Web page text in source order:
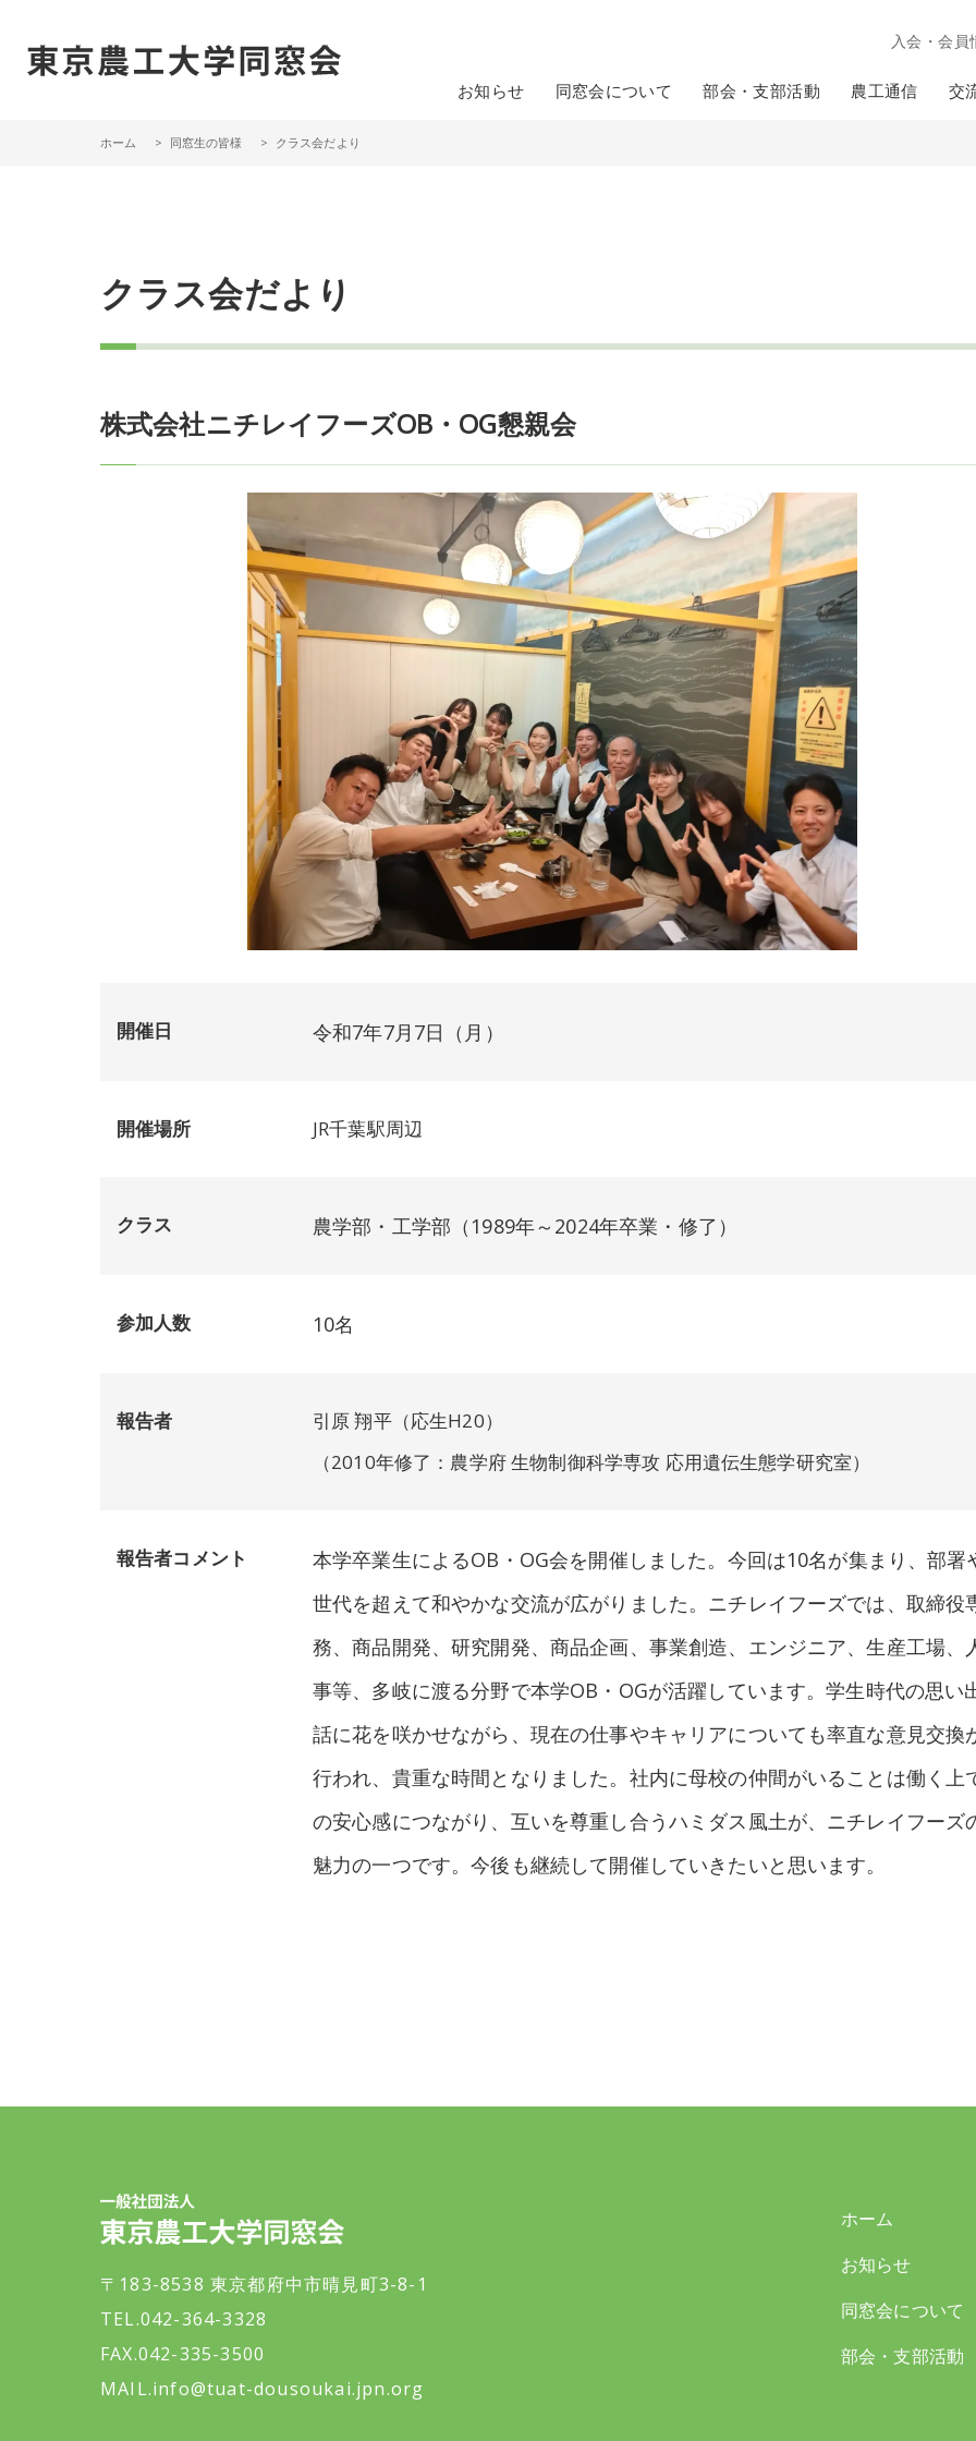
入会・会員
お知らせ 同窓会について 部会・支部活動 農工通信 交
ホーム 同窓生の皆様 クラス会だより
クラス会だより
株式会社ニチレイフーズOB・OG懇親会
開催日 令和7年7月7日（月）
開催場所 JR千葉駅周辺
クラス 農学部・工学部（1989年～2024年卒業・修了）
参加人数 10名
報告者
引原 翔平（応生H20）
（2010年修了：農学府 生物制御科学専攻 応用遺伝生態学研究室）
報告者コメント
本学卒業生によるOB・OG会を開催しました。今回は10名が集まり、部署
世代を超えて和やかな交流が広がりました。ニチレイフーズでは、取締役
務、商品開発、研究開発、商品企画、事業創造、エンジニア、生産工場、
事等、多岐に渡る分野で本学OB・OGが活躍しています。学生時代の思い
話に花を咲かせながら、現在の仕事やキャリアについても率直な意見交換
行われ、貴重な時間となりました。社内に母校の仲間がいることは働く上
の安心感につながり、互いを尊重し合うハミダス風土が、ニチレイフーズ
魅力の一つです。今後も継続して開催していきたいと思います。
ホーム
お知らせ
同窓会について
部会・支部活動
〒183-8538 東京都府中市晴見町3-8-1
TEL.042-364-3328
FAX.042-335-3500
MAIL.info@tuat-dousoukai.jpn.org